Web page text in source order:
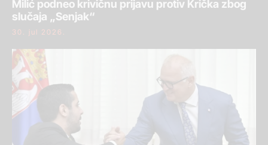
Milić podneo krivičnu prijavu protiv Krička zbog
slučaja „Senjak“
30. jul 2026.